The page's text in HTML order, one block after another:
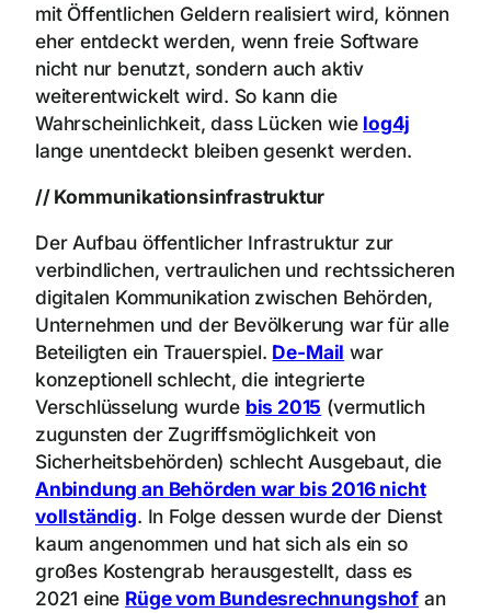
mit Öffentlichen Geldern realisiert wird, können
eher entdeckt werden, wenn freie Software
nicht nur benutzt, sondern auch aktiv
weiterentwickelt wird. So kann die
Wahrscheinlichkeit, dass Lücken wie log4j
lange unentdeckt bleiben gesenkt werden.
// Kommunikationsinfrastruktur
Der Aufbau öffentlicher Infrastruktur zur
verbindlichen, vertraulichen und rechtssicheren
digitalen Kommunikation zwischen Behörden,
Unternehmen und der Bevölkerung war für alle
Beteiligten ein Trauerspiel. De-Mail war
konzeptionell schlecht, die integrierte
Verschlüsselung wurde bis 2015 (vermutlich
zugunsten der Zugriffsmöglichkeit von
Sicherheitsbehörden) schlecht Ausgebaut, die
Anbindung an Behörden war bis 2016 nicht
vollständig. In Folge dessen wurde der Dienst
kaum angenommen und hat sich als ein so
großes Kostengrab herausgestellt, dass es
2021 eine Rüge vom Bundesrechnungshofan